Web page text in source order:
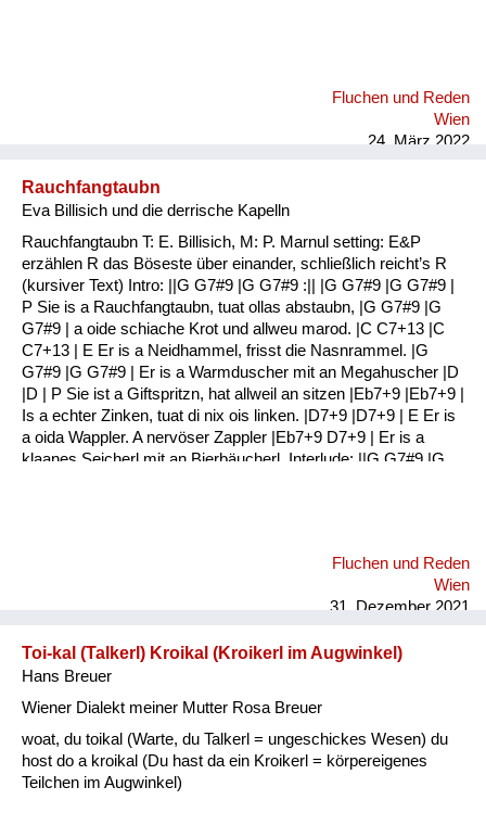
Fluchen und Reden
Wien
24. März 2022
Rauchfangtaubn
Eva Billisich und die derrische Kapelln
Rauchfangtaubn T: E. Billisich, M: P. Marnul setting: E&P
erzählen R das Böseste über einander, schließlich reicht’s R
(kursiver Text) Intro: ||G G7#9 |G G7#9 :|| |G G7#9 |G G7#9 |
P Sie is a Rauchfangtaubn, tuat ollas abstaubn, |G G7#9 |G
G7#9 | a oide schiache Krot und allweu marod. |C C7+13 |C
C7+13 | E Er is a Neidhammel, frisst die Nasnrammel. |G
G7#9 |G G7#9 | Er is a Warmduscher mit an Megahuscher |D
|D | P Sie ist a Giftspritzn, hat allweil an sitzen |Eb7+9 |Eb7+9 |
Is a echter Zinken, tuat di nix ois linken. |D7+9 |D7+9 | E Er is
a oida Wappler. A nervöser Zappler |Eb7+9 D7+9 | Er is a
klaanes Seicherl mit an Bierbäucherl. Interlude: ||G G7#9 |G
Fluchen und Reden
Wien
31. Dezember 2021
Toi-kal (Talkerl) Kroikal (Kroikerl im Augwinkel)
Hans Breuer
Wiener Dialekt meiner Mutter Rosa Breuer
woat, du toikal (Warte, du Talkerl = ungeschickes Wesen) du
host do a kroikal (Du hast da ein Kroikerl = körpereigenes
Teilchen im Augwinkel)